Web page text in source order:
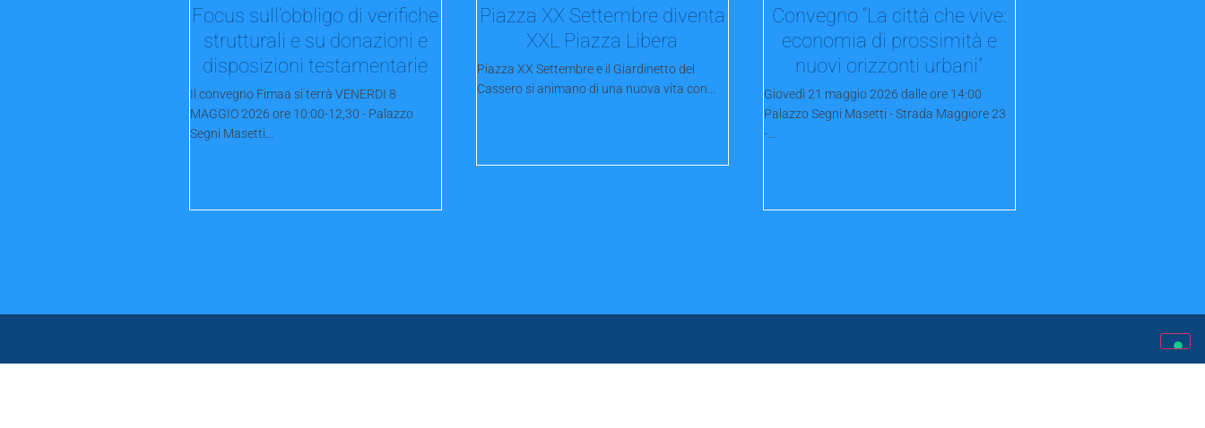
Focus sull’obbligo di verifiche
strutturali e su donazioni e
disposizioni testamentarie
Il convegno Fimaa si terrà VENERDI 8
MAGGIO 2026 ore 10:00-12,30 - Palazzo
Segni Masetti...
Piazza XX Settembre diventa
XXL Piazza Libera
Piazza XX Settembre e il Giardinetto del
Cassero si animano di una nuova vita con...
Convegno “La città che vive:
economia di prossimità e
nuovi orizzonti urbani”
Giovedì 21 maggio 2026 dalle ore 14:00
Palazzo Segni Masetti - Strada Maggiore 23
-...